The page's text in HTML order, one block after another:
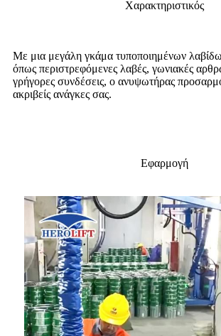
Χαρακτηριστικός
Με μια μεγάλη γκάμα τυποποιημένων
όπως περιστρεφόμενες λαβές, γωνιακές
γρήγορες συνδέσεις, ο ανυψωτήρας
ακριβείς ανάγκες σας.
Εφαρμογή